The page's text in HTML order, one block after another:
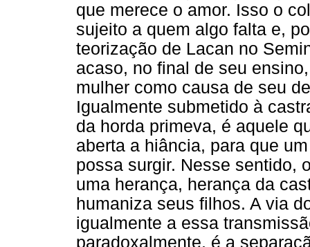
que merece o amor. Isso o
sujeito a quem algo falta e,
teorização de Lacan no
acaso, no final de seu
mulher como causa de seu
Igualmente submetido à
da horda primeva, é aquele
aberta a hiância, para que
possa surgir. Nesse sentido,
uma herança, herança da
humaniza seus filhos. A via
igualmente a essa
paradoxalmente, é a